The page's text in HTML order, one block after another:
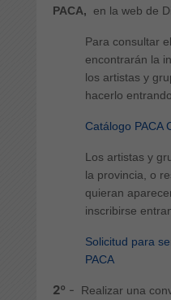
PACA, en la web de
Para consultar
encontrarán la
los artistas y
hacerlo
Catálogo PACA
Los artistas y
la provincia, o
quieran
inscribirse
Solicitud para
PACA
2º -
Realizar una